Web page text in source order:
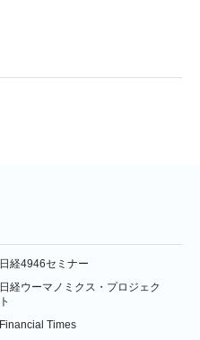
日経4946セミナー
日経ウーマノミクス・プロジェク
ト
Financial Times